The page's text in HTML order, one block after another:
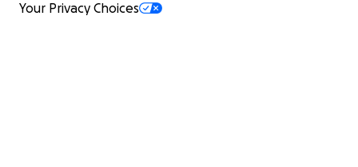
Your Privacy Choices